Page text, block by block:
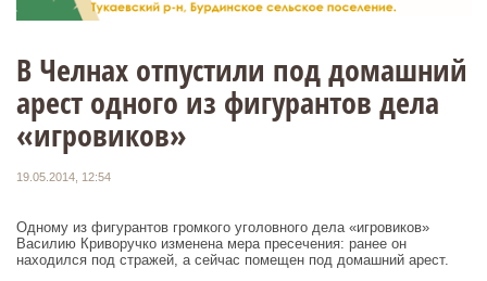
В Челнах отпустили под домашний
арест одного из фигурантов дела
«игровиков»
19.05.2014, 12:54
Одному из фигурантов громкого уголовного дела «игровиков»
Василию Криворучко изменена мера пресечения: ранее он
находился под стражей, а сейчас помещен под домашний арест.